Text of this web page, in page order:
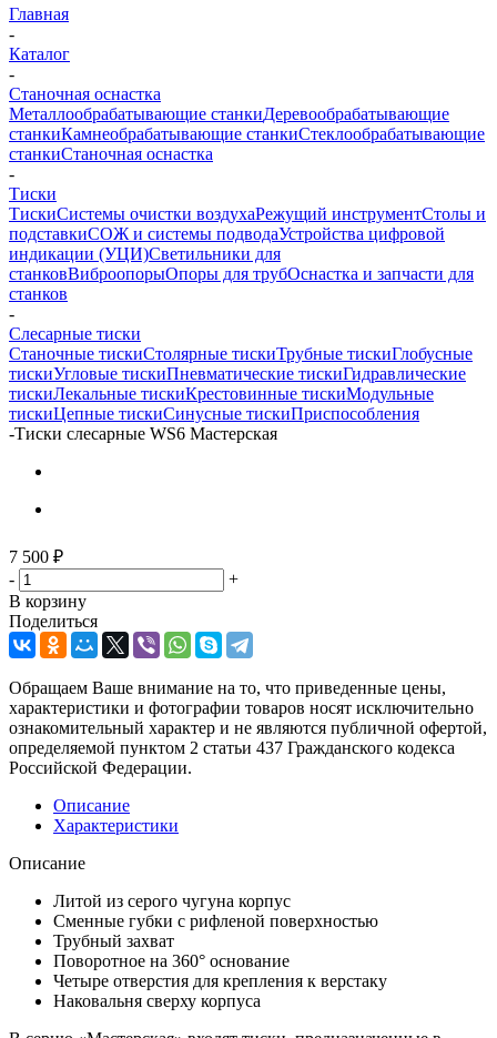
Главная
-
Каталог
-
Станочная оснастка
Металлообрабатывающие станкиДеревообрабатывающие
станкиКамнеобрабатывающие станкиСтеклообрабатывающие
станкиСтаночная оснастка
-
Тиски
ТискиСистемы очистки воздухаРежущий инструментСтолы и
подставкиСОЖ и системы подводаУстройства цифровой
индикации (УЦИ)Светильники для
станковВиброопорыОпоры для трубОснастка и запчасти для
станков
-
Слесарные тиски
Станочные тискиСтолярные тискиТрубные тискиГлобусные
тискиУгловые тискиПневматические тискиГидравлические
тискиЛекальные тискиКрестовинные тискиМодульные
тискиЦепные тискиСинусные тискиПриспособления
-Тиски слесарные WS6 Мастерская
7 500 ₽
-
+
В корзину
Поделиться
Обращаем Ваше внимание на то, что приведенные цены,
характеристики и фотографии товаров носят исключительно
ознакомительный характер и не являются публичной офертой,
определяемой пунктом 2 статьи 437 Гражданского кодекса
Российской Федерации.
Описание
Характеристики
Описание
Литой из серого чугуна корпус
Сменные губки с рифленой поверхностью
Трубный захват
Поворотное на 360° основание
Четыре отверстия для крепления к верстаку
Наковальня сверху корпуса